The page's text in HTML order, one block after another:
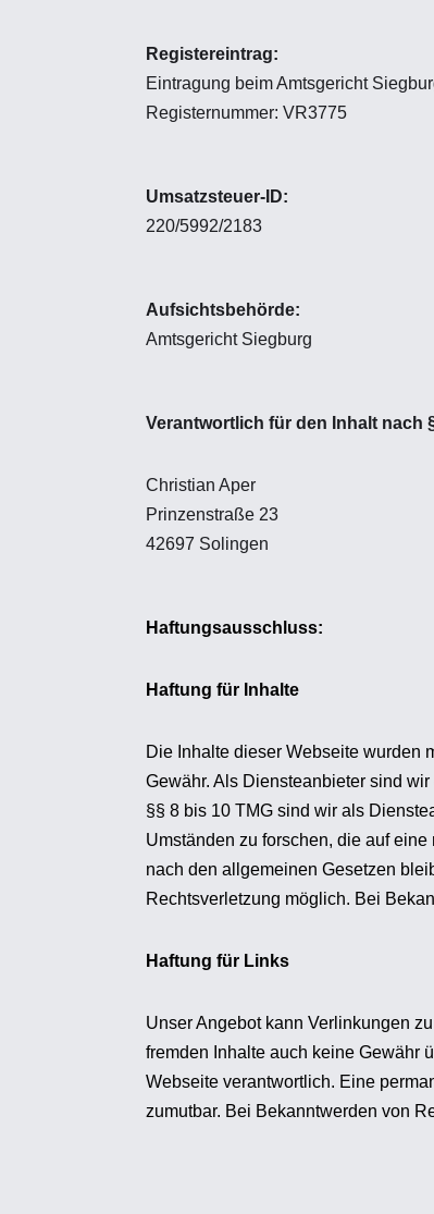
Registereintrag:
Eintragung beim Amtsgericht
Registernummer: VR3775
Umsatzsteuer-ID:
220/5992/2183
Aufsichtsbehörde:
Amtsgericht Siegburg
Verantwortlich für den Inhalt nach
Christian Aper
Prinzenstraße 23
42697 Solingen
Haftungsausschluss:
Haftung für Inhalte
Die Inhalte dieser Webseite wurden
Gewähr. Als Diensteanbieter sind
§§ 8 bis 10 TMG sind wir als
Umständen zu forschen, die auf
nach den allgemeinen Gesetzen
Rechtsverletzung möglich. Bei
Haftung für Links
Unser Angebot kann Verlinkungen
fremden Inhalte auch keine Gewähr
Webseite verantwortlich. Eine
zumutbar. Bei Bekanntwerden von